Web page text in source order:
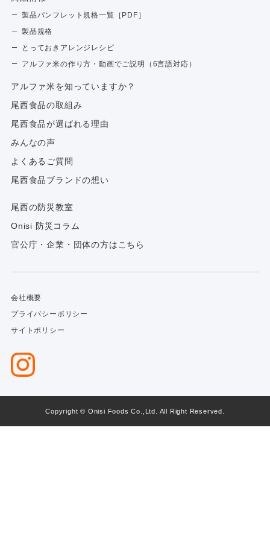
製品パンフレット規格一覧［PDF］
製品規格
とっておきアレンジレシピ
アルファ米の作り方・動画でご説明（6言語対応）
アルファ⽶を知っていますか？
尾西食品の取組み
尾西食品が選ばれる理由
みんなの声
よくあるご質問
尾西食品ブランドの想い
尾西の防災教室
Onisi 防災コラム
官公庁・企業・団体の方はこちら
会社概要
プライバシーポリシー
サイトポリシー
Copyright © Onisi Foods Co.,Ltd. All Right Reserved.